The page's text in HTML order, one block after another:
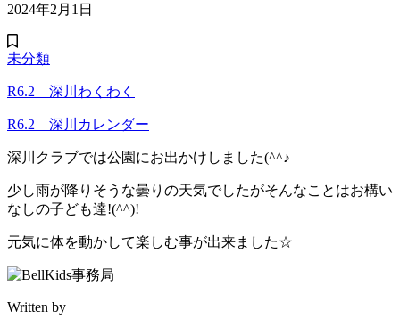
2024年2月1日
未分類
R6.2 深川わくわく
R6.2 深川カレンダー
深川クラブでは公園にお出かけしました(^^♪
少し雨が降りそうな曇りの天気でしたがそんなことはお構い
なしの子ども達!(^^)!
元気に体を動かして楽しむ事が出来ました☆
Written by